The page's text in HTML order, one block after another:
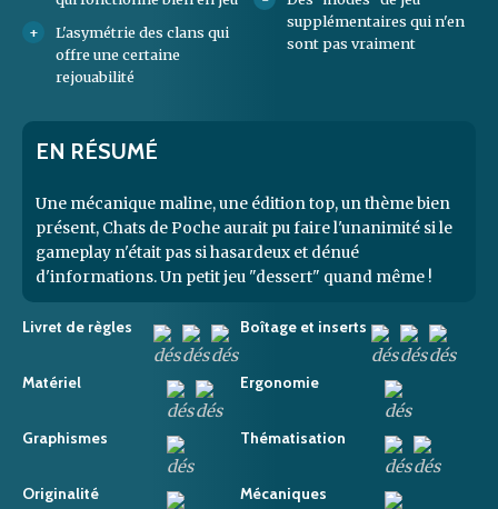
L'asymétrie des clans qui
offre une certaine
rejouabilité
supplémentaires qui n'en
sont pas vraiment
EN RÉSUMÉ
Une mécanique maline, une édition top, un thème bien
présent, Chats de Poche aurait pu faire l'unanimité si le
gameplay n'était pas si hasardeux et dénué
d'informations. Un petit jeu "dessert" quand même !
Livret de règles Boîtage et inserts
Matériel Ergonomie
Graphismes Thématisation
Originalité Mécaniques